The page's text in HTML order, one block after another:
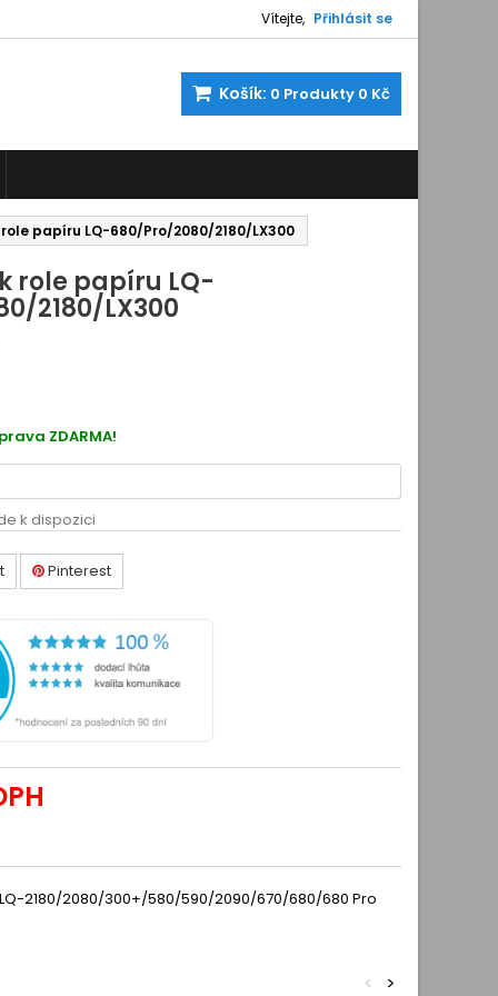
Vítejte, Přihlásit se
Košík: 0 Produkty 0 Kč
role papíru LQ-680/Pro/2080/2180/LX300
role papíru LQ-
2180/LX300
ZDARMA!
k dispozici
Pinterest
2180/2080/300+/580/590/2090/670/680/680 Pro
>
<